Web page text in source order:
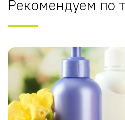
Рекомендуем по